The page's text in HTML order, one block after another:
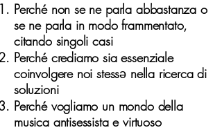
Perché non se ne parla abbastanza o
se ne parla in modo frammentato,
citando singoli casi
Perché crediamo sia essenziale
coinvolgere noi stessə nella ricerca di
soluzioni
Perché vogliamo un mondo della
musica antisessista e virtuoso